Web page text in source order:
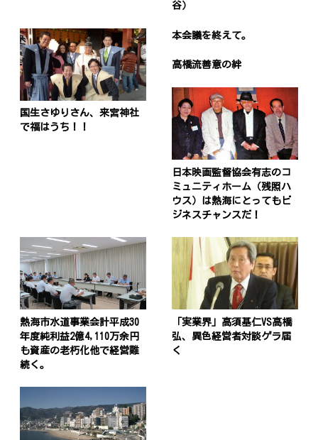
谷）
国生さゆりさん、来宮神社
で福はうち！！
本会議を終えて。
高橋流善意の絆
日本映画監督協会有志のコ
ミュニティホーム（残照ハ
ウス）は熱海にとってもビ
ジネスチャンスだ！
熱海市水道事業会計平成30
年度純利益2億4,110万余円
も資産の老朽化他で経営難
続く。
「実業界」高須基仁VS高橋
弘、異色経営者対談ゲラ届
く